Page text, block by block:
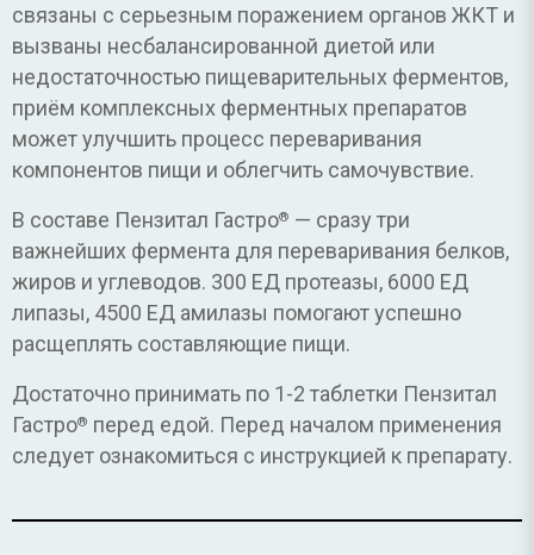
связаны с серьезным поражением органов ЖКТ и
вызваны несбалансированной диетой или
недостаточностью пищеварительных ферментов,
приём комплексных ферментных препаратов
может улучшить процесс переваривания
компонентов пищи и облегчить самочувствие.
В составе Пензитал Гастро® — сразу три
важнейших фермента для переваривания белков,
жиров и углеводов. 300 ЕД протеазы, 6000 ЕД
липазы, 4500 ЕД амилазы помогают успешно
расщеплять составляющие пищи.
Достаточно принимать по 1-2 таблетки Пензитал
Гастро® перед едой. Перед началом применения
следует ознакомиться с инструкцией к препарату.